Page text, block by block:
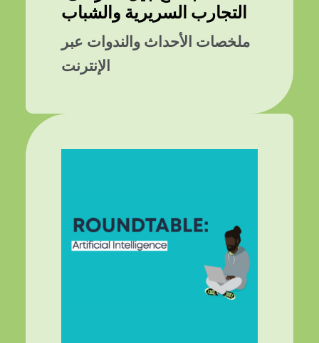
التجارب السريرية والشباب
ملخصات الأحداث والندوات عبر
الإنترنت